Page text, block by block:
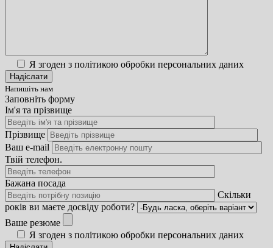
Я згоден з політикою обробки персональних даних
Напишіть нам
Заповніть форму
Ім'я та прізвище
Прізвище
Ваш e-mail
Твій телефон.
Бажана посада
Скільки
років ви маєте досвіду роботи?
Ваше резюме
Я згоден з політикою обробки персональних даних